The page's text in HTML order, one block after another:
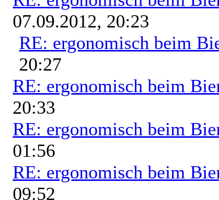
07.09.2012, 20:23
RE: ergonomisch beim
20:27
RE: ergonomisch beim
20:33
RE: ergonomisch beim
01:56
RE: ergonomisch beim
09:52